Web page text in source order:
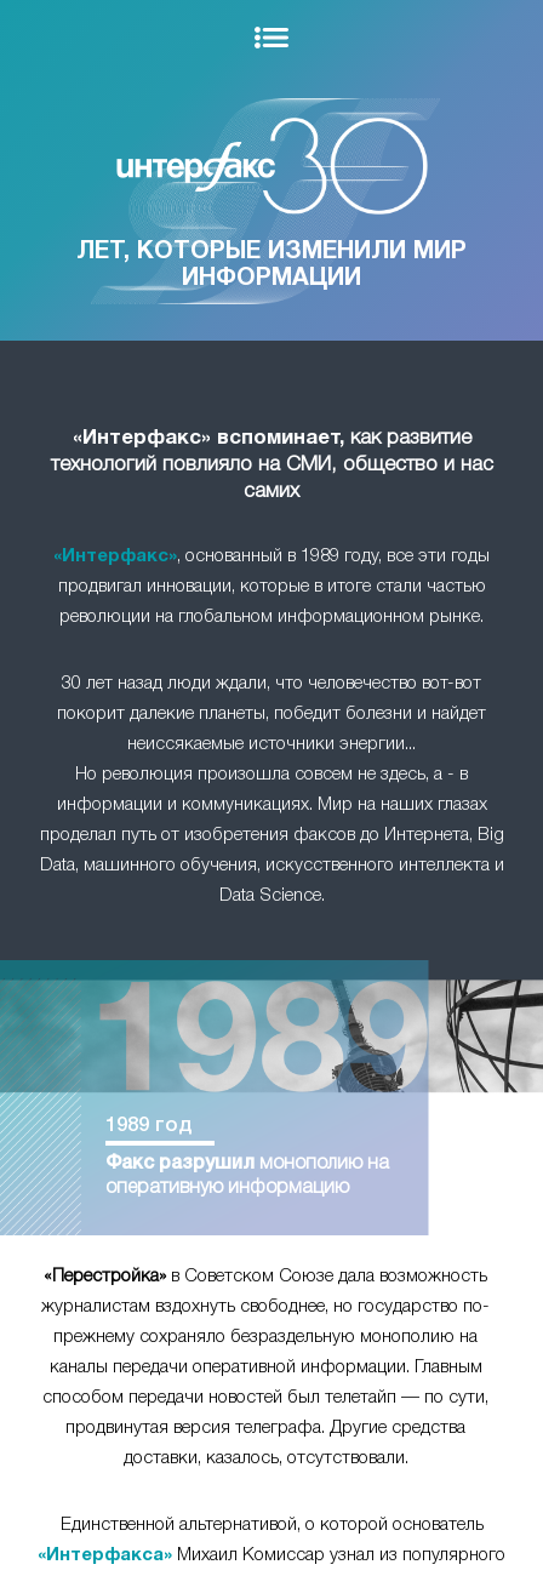
ЛЕТ, КОТОРЫЕ ИЗМЕНИЛИ МИР
ИНФОРМАЦИИ
«Интерфакс» вспоминает,как развитие
технологий повлияло на СМИ, общество и нас
самих
«Интерфакс», основанный в 1989 году, все эти годы
продвигал инновации, которые в итоге стали частью
революции на глобальном информационном рынке.
30 лет назад люди ждали, что человечество вот-вот
покорит далекие планеты, победит болезни и найдет
неиссякаемые источники энергии...
Но революция произошла совсем не здесь, а - в
информации и коммуникациях. Мир на наших глазах
проделал путь от изобретения факсов до Интернета, Big
Data, машинного обучения, искусственного интеллекта и
Data Science.
1989 год
Факс разрушил
монополию на
оперативную информацию
«Перестройка»в Советском Союзе дала возможность
журналистам вздохнуть свободнее, но государство по-
прежнему сохраняло безраздельную монополию на
каналы передачи оперативной информации. Главным
способом передачи новостей был телетайп — по сути,
продвинутая версия телеграфа. Другие средства
доставки, казалось, отсутствовали.
Единственной альтернативой, о которой основатель
«Интерфакса» Михаил Комиссар узнал из популярного